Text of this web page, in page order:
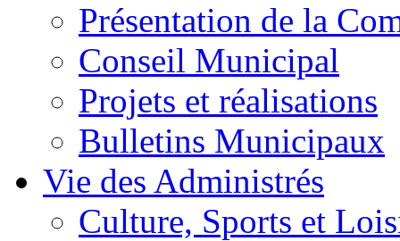
Présentation de la
Conseil Municipal
Projets et réalisations
Bulletins Municipaux
Vie des Administrés
Culture, Sports et